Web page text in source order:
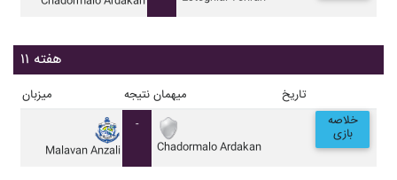
هفته ۱۱
میزبان نتیجه میهمان تاریخ
Malavan Anzali
-
Chadormalo Ardakan
خلاصه
بازی